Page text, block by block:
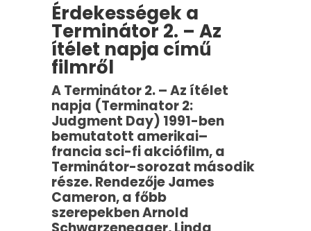
Érdekességek a
Terminátor 2. – Az
ítélet napja című
filmről
A Terminátor 2. – Az ítélet
napja (Terminator 2:
Judgment Day) 1991-ben
bemutatott amerikai–
francia sci-fi akciófilm, a
Terminátor-sorozat második
része. Rendezője James
Cameron, a főbb
szerepekben Arnold